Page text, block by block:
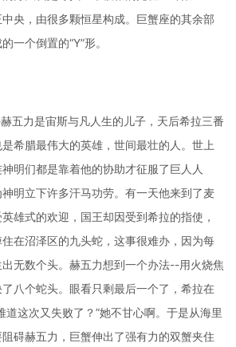
央，由很多颗恒星构成。巨蟹座的其余部
一个倒置的“Y”形。
五力是宙斯与凡人生的儿子，天后希拉三番
希腊最伟大的英雄，世间最壮的人。世上
明们都是靠着他的协助才征服了巨人人
明立下许多汗马功劳。有一天他来到了麦
雄式的欢迎，国王却因受到希拉的指使，
在沼泽区的九头蛇，这事很难办，因为每
无数个头。赫五力想到一个办法--用火烧焦
八个蛇头。眼看只剩最后一个了，希拉在
道这次又失败了？”她不甘心啊。于是从海里
碍赫五力，巨蟹伸出了强有力的双蟹夹住